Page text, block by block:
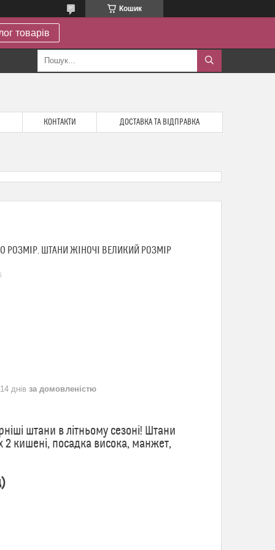
Кошик
товарів
КОНТАКТИ ДОСТАВКА ТА ВІДПРАВКА
РОЗМІР. ШТАНИ ЖІНОЧІ ВЕЛИКИЙ РОЗМІР
днів за домовленістю
штани в літньому сезоні! Штани
2 кишені, посадка висока, манжет,